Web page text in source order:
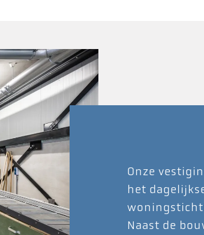
Onze
het
Naast de